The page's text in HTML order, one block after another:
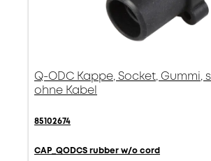
Q-ODC Kappe, Socket, Gummi,
ohne Kabel
85102674
CAP_QODCS rubber w/o cord